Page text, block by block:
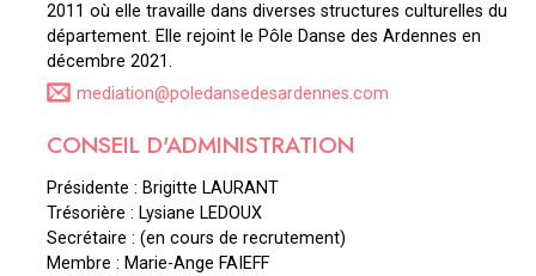
2011 où elle travaille dans diverses structures culturelles du
département. Elle rejoint le Pôle Danse des Ardennes en
décembre 2021.
mediation@poledansedesardennes.com
CONSEIL D'ADMINISTRATION
Présidente : Brigitte LAURANT
Trésorière : Lysiane LEDOUX
Secrétaire : (en cours de recrutement)
Membre : Marie-Ange FAIEFF